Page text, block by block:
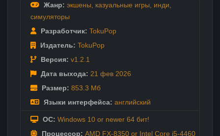
Жанр: экшены казуальные игры инди
симуляторы
Разработчик: TokuPop
Издатель: TokuPop
Версия: v1.2.1
Дата выхода: 21 фев 2026
Размер: 853.3 Мб
Языки интерфейса: английский
ОС: Windows 10 or newer 64 бит!
Процессор: AMD FX-8350 or Intel Core i5-4460